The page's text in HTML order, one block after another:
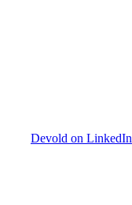
Devold on LinkedIn